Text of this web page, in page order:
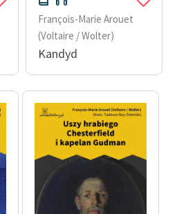
François-Marie Arouet
(Voltaire / Wolter)
Kandyd